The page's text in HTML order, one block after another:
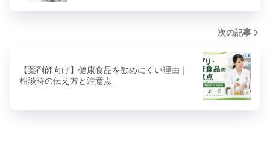
次の記事
【薬剤師向け】健康食品を勧めにくい理由｜
相談時の伝え方と注意点